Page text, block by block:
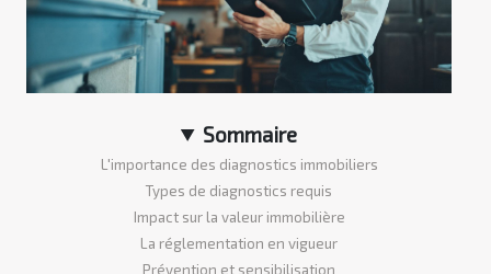
Sommaire
L'importance des diagnostics immobiliers
Types de diagnostics requis
Impact sur la valeur immobilière
La réglementation en vigueur
Prévention et sensibilisation